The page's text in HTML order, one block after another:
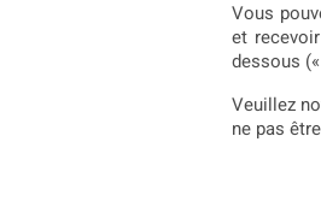
Vous
et
dessous
Veuillez
ne pas